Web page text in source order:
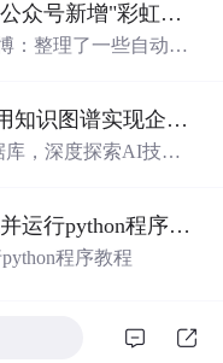
闪耀。这些话语如同
到爱的力量和美好。
visa卡号生成器 在线_AINLP公众号新增"彩虹屁生成器"
：整理了一些自动生
，写稿必备O网页链
网页链接‣ 特殊字体
产业园区运营负责人如何利用知识图谱实现企业精准对接与协同？.docx
，深度探索AI技术
科技创新与产业创新研华网关ECU-1051搭建环境并运行python程序教程
程序教程